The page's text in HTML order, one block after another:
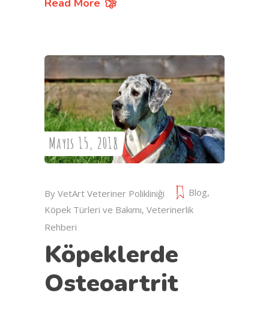
Read More
Mayıs 15, 2018
By VetArt Veteriner Polikliniği Blog,
Köpek Türleri ve Bakımı, Veterinerlik
Rehberi
Köpeklerde
Osteoartrit